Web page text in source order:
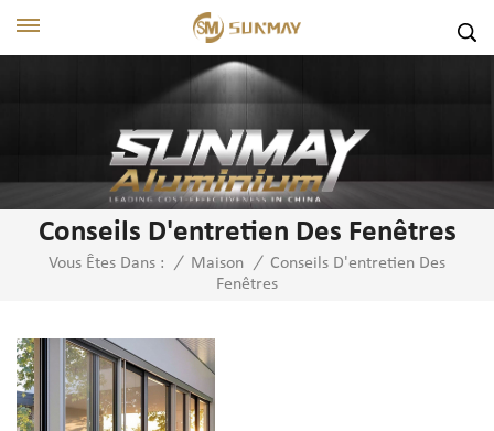
Conseils D'entretien Des Fenêtres
Vous Êtes Dans : / Maison / Conseils D'entretien Des
Fenêtres